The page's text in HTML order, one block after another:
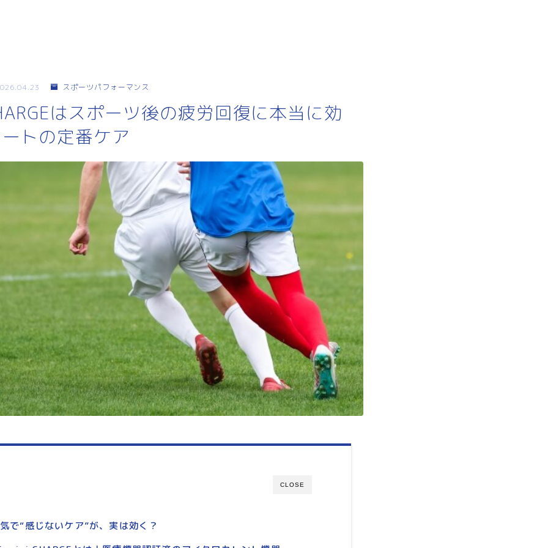
スポーツパフォーマンス
はスポーツ後の疲労回復に本当に効
トの定番ケア
CLOSE
で“感じないケア”が、実は効く？